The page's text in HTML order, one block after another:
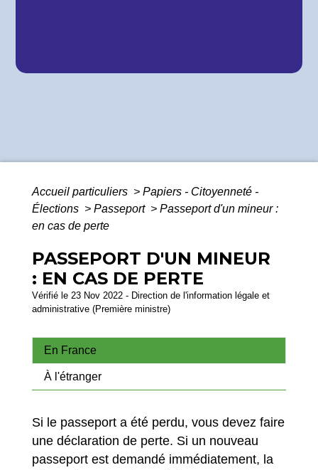
Accueil particuliers > Papiers - Citoyenneté -
Élections > Passeport > Passeport d'un mineur :
en cas de perte
PASSEPORT D'UN MINEUR
: EN CAS DE PERTE
Vérifié le 23 Nov 2022 - Direction de l'information légale et
administrative (Première ministre)
En France
À l'étranger
Si le passeport a été perdu, vous devez faire
une déclaration de perte. Si un nouveau
passeport est demandé immédiatement, la